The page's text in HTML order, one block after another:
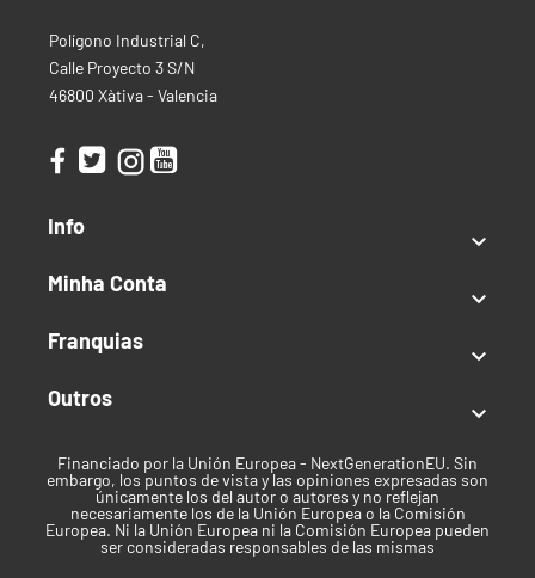
Polígono Industrial C,
Calle Proyecto 3 S/N
46800 Xàtiva - Valencia
Info

Minha Conta

Franquias

Outros

Financiado por la Unión Europea - NextGenerationEU. Sin
embargo, los puntos de vista y las opiniones expresadas son
únicamente los del autor o autores y no reflejan
necesariamente los de la Unión Europea o la Comisión
Europea. Ni la Unión Europea ni la Comisión Europea pueden
ser consideradas responsables de las mismas